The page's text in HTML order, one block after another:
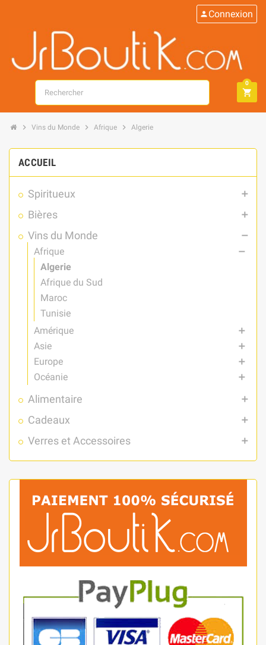
person Connexion
shopping_cart
0
chevron_right Vins du Monde chevron_right Afrique chevron_right Algerie
ACCUEIL
Spiritueux add
Bières add
Vins du Monde remove
Afrique remove
Algerie
Afrique du Sud
Maroc
Tunisie
Amérique
add
Asie add
Europe add
Océanie add
Alimentaire add
Cadeaux add
Verres et Accessoires add